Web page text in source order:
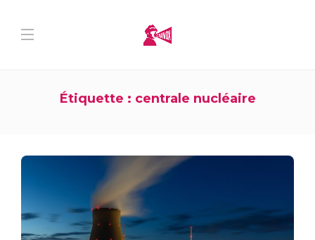
Étiquette : centrale nucléaire